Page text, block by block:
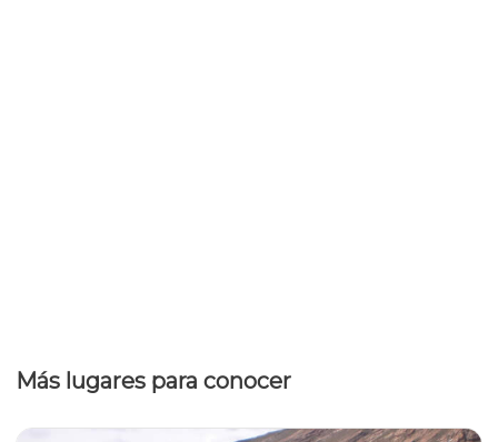
Más lugares para conocer